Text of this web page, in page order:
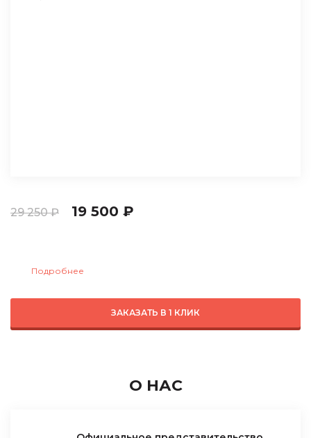
29 250 ₽ 19 500 ₽
Подробнее
ЗАКАЗАТЬ В 1 КЛИК
О НАС